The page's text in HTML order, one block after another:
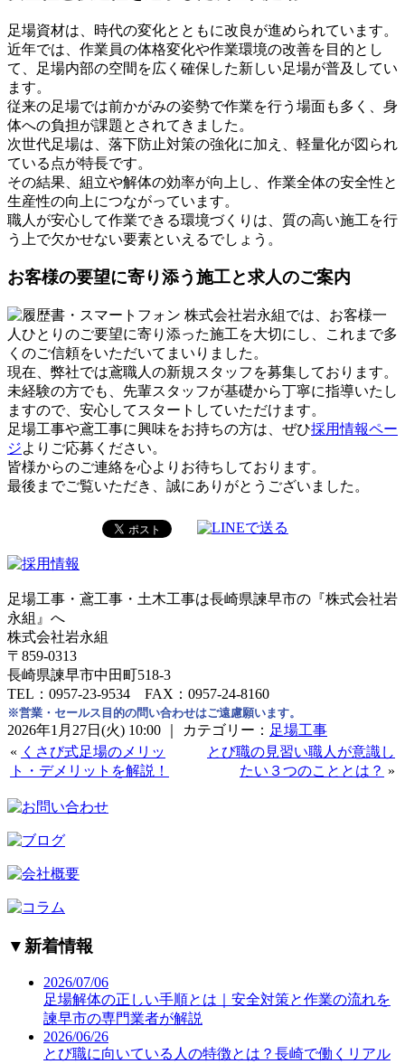
足場資材は、時代の変化とともに改良が進められています。
近年では、作業員の体格変化や作業環境の改善を目的とし
て、足場内部の空間を広く確保した新しい足場が普及してい
ます。
従来の足場では前かがみの姿勢で作業を行う場面も多く、身
体への負担が課題とされてきました。
次世代足場は、落下防止対策の強化に加え、軽量化が図られ
ている点が特長です。
その結果、組立や解体の効率が向上し、作業全体の安全性と
生産性の向上につながっています。
職人が安心して作業できる環境づくりは、質の高い施工を行
う上で欠かせない要素といえるでしょう。
お客様の要望に寄り添う施工と求人のご案内
株式会社岩永組では、お客様一
人ひとりのご要望に寄り添った施工を大切にし、これまで多
くのご信頼をいただいてまいりました。
現在、弊社では鳶職人の新規スタッフを募集しております。
未経験の方でも、先輩スタッフが基礎から丁寧に指導いたし
ますので、安心してスタートしていただけます。
足場工事や鳶工事に興味をお持ちの方は、ぜひ採用情報ペー
ジよりご応募ください。
皆様からのご連絡を心よりお待ちしております。
最後までご覧いただき、誠にありがとうございました。
足場工事・鳶工事・土木工事は長崎県諫早市の『株式会社岩
永組』へ
株式会社岩永組
〒859-0313
長崎県諫早市中田町518-3
TEL：0957-23-9534 FAX：0957-24-8160
※営業・セールス目的の問い合わせはご遠慮願います。
2026年1月27日(火) 10:00 ｜ カテゴリー： 足場工事
« くさび式足場のメリッ
ト・デメリットを解説！
とび職の見習い職人が意識し
たい３つのこととは？ »
▼ 新着情報
2026/07/06
足場解体の正しい手順とは｜安全対策と作業の流れを
諫早市の専門業者が解説
2026/06/26
とび職に向いている人の特徴とは？長崎で働くリアル